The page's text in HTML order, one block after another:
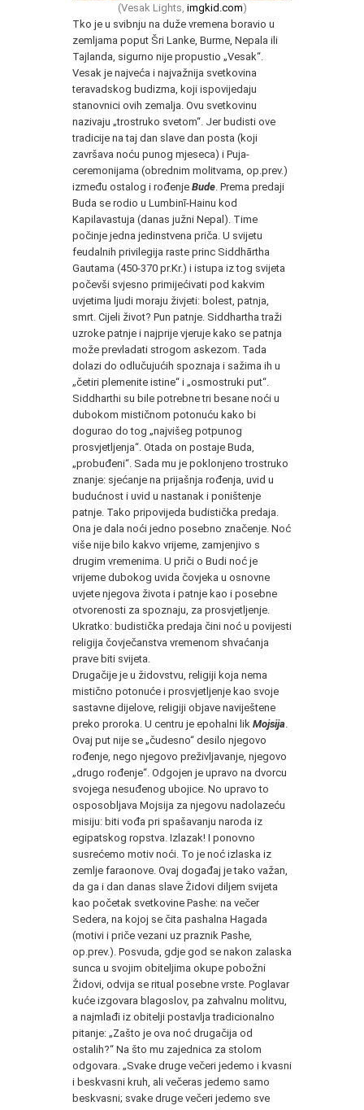
(Vesak Lights, imgkid.com)
Tko je u svibnju na duže vremena boravio u
zemljama poput Šri Lanke, Burme, Nepala ili
Tajlanda, sigurno nije propustio „Vesak“.
Vesak je najveća i najvažnija svetkovina
teravadskog budizma, koji ispovijedaju
stanovnici ovih zemalja. Ovu svetkovinu
nazivaju „trostruko svetom“. Jer budisti ove
tradicije na taj dan slave dan posta (koji
završava noću punog mjeseca) i Puja-
ceremonijama (obrednim molitvama, op.prev.)
između ostalog i rođenje Bude. Prema predaji
Buda se rodio u Lumbinī-Hainu kod
Kapilavastuja (danas južni Nepal). Time
počinje jedna jedinstvena priča. U svijetu
feudalnih privilegija raste princ Siddhārtha
Gautama (450-370 pr.Kr.) i istupa iz tog svijeta
počevši svjesno primijećivati pod kakvim
uvjetima ljudi moraju živjeti: bolest, patnja,
smrt. Cijeli život? Pun patnje. Siddhartha traži
uzroke patnje i najprije vjeruje kako se patnja
može prevladati strogom askezom. Tada
dolazi do odlučujućih spoznaja i sažima ih u
„četiri plemenite istine“ i „osmostruki put“.
Siddharthi su bile potrebne tri besane noći u
dubokom mističnom potonuću kako bi
dogurao do tog „najvišeg potpunog
prosvjetljenja“. Otada on postaje Buda,
„probuđeni“. Sada mu je poklonjeno trostruko
znanje: sjećanje na prijašnja rođenja, uvid u
budućnost i uvid u nastanak i poništenje
patnje. Tako pripovijeda budistička predaja.
Ona je dala noći jedno posebno značenje. Noć
više nije bilo kakvo vrijeme, zamjenjivo s
drugim vremenima. U priči o Budi noć je
vrijeme dubokog uvida čovjeka u osnovne
uvjete njegova života i patnje kao i posebne
otvorenosti za spoznaju, za prosvjetljenje.
Ukratko: budistička predaja čini noć u povijesti
religija čovječanstva vremenom shvaćanja
prave biti svijeta.
Drugačije je u židovstvu, religiji koja nema
mistično potonuće i prosvjetljenje kao svoje
sastavne dijelove, religiji objave naviještene
preko proroka. U centru je epohalni lik Mojsija.
Ovaj put nije se „čudesno“ desilo njegovo
rođenje, nego njegovo preživljavanje, njegovo
„drugo rođenje“. Odgojen je upravo na dvorcu
svojega nesuđenog ubojice. No upravo to
osposobljava Mojsija za njegovu nadolazeću
misiju: biti vođa pri spašavanju naroda iz
egipatskog ropstva. Izlazak! I ponovno
susrećemo motiv noći. To je noć izlaska iz
zemlje faraonove. Ovaj događaj je tako važan,
da ga i dan danas slave Židovi diljem svijeta
kao početak svetkovine Pashe: na večer
Sedera, na kojoj se čita pashalna Hagada
(motivi i priče vezani uz praznik Pashe,
op.prev.). Posvuda, gdje god se nakon zalaska
sunca u svojim obiteljima okupe pobožni
Židovi, odvija se ritual posebne vrste. Poglavar
kuće izgovara blagoslov, pa zahvalnu molitvu,
a najmlađi iz obitelji postavlja tradicionalno
pitanje: „Zašto je ova noć drugačija od
ostalih?“ Na što mu zajednica za stolom
odgovara. „Svake druge večeri jedemo i kvasni
i beskvasni kruh, ali večeras jedemo samo
beskvasni; svake druge večeri jedemo sve